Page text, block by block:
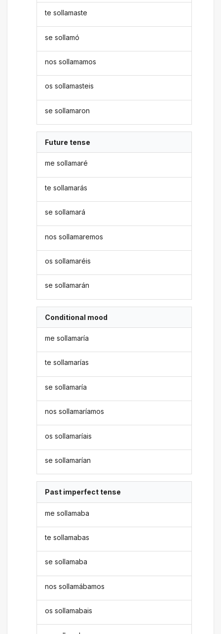
te sollamaste
se sollamó
nos sollamamos
os sollamasteis
se sollamaron
Future tense
me sollamaré
te sollamarás
se sollamará
nos sollamaremos
os sollamaréis
se sollamarán
Conditional mood
me sollamaría
te sollamarías
se sollamaría
nos sollamaríamos
os sollamaríais
se sollamarían
Past imperfect tense
me sollamaba
te sollamabas
se sollamaba
nos sollamábamos
os sollamabais